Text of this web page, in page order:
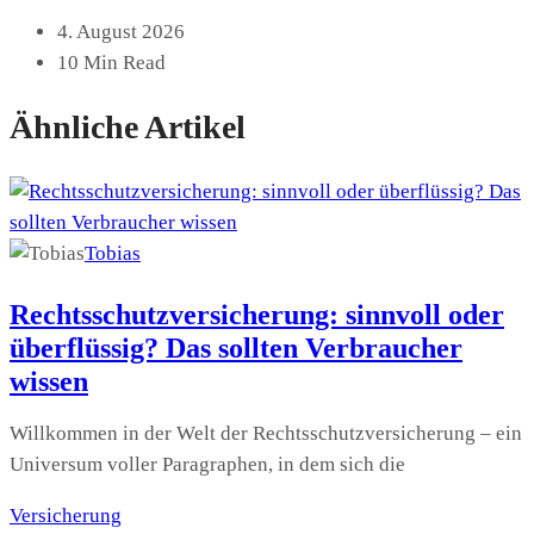
4. August 2026
10 Min Read
Ähnliche Artikel
Tobias
Rechtsschutzversicherung: sinnvoll oder
überflüssig? Das sollten Verbraucher
wissen
Willkommen in der Welt der Rechtsschutzversicherung – ein
Universum voller Paragraphen, in dem sich die
Versicherung